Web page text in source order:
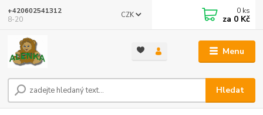
Menu
CZK
Hledat
+420602541312
8-20
0 ks
za 0 Kč